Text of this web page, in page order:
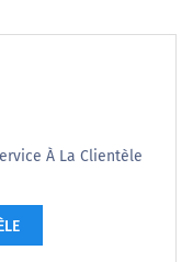
À La Clientèle